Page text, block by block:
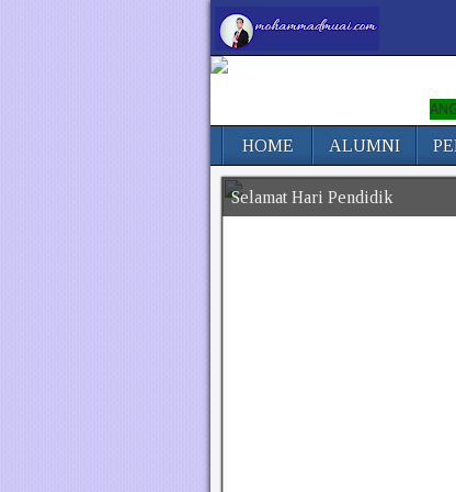
SELAMAT DATANG KE
HOME ALUMNI
Selamat Hari Pendidik